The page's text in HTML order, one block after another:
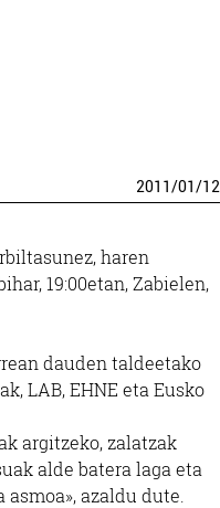
2011/01/12
haren
19:00etan, Zabielen,
dauden taldeetako
LAB, EHNE eta Eusko
argitzeko, zalatzak
alde batera laga eta
azaldu dute.